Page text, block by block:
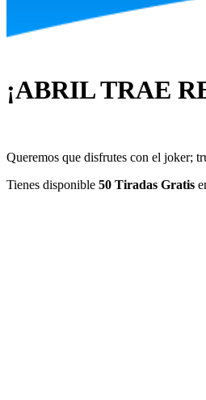
¡ABRIL TRAE
Queremos que disfrutes con el joker;
Tienes disponible 50 Tiradas Gratis